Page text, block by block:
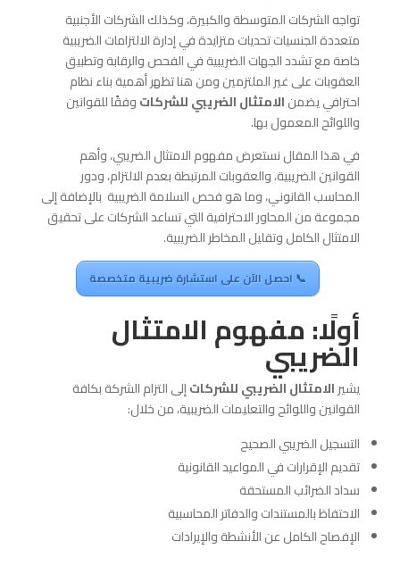
تواجه الشركات المتوسطة والكبيرة، وكذلك الشركات الأجنبية
متعددة الجنسيات تحديات متزايدة في إدارة الالتزامات الضريبية
خاصة مع تشدد الجهات الضريبية في الفحص والرقابة وتطبيق
العقوبات على غير الملتزمين ومن هنا تظهر أهمية بناء نظام
احترافي يضمنالامتثال الضريبي للشركاتوفقًا للقوانين
واللوائح المعمول بها.
في هذا المقال نستعرض مفهوم الامتثال الضريبي، وأهم
القوانين الضريبية، والعقوبات المرتبطة بعدم الالتزام، ودور
المحاسب القانوني، وما هو فحص السلامة الضريبية بالإضافة إلى
مجموعة من المحاور الاحترافية التي تساعد الشركات على تحقيق
الامتثال الكامل وتقليل المخاطر الضريبية.
📞 احصل الآن على استشارة ضريبية متخصصة
أولًا: مفهوم الامتثال
الضريبي
يشيرالامتثال الضريبي للشركاتإلى التزام الشركة بكافة
القوانين واللوائح والتعليمات الضريبية، من خلال:
التسجيل الضريبي الصحيح
تقديم الإقرارات في المواعيد القانونية
سداد الضرائب المستحقة
الاحتفاظ بالمستندات والدفاتر المحاسبية
الإفصاح الكامل عن الأنشطة والإيرادات